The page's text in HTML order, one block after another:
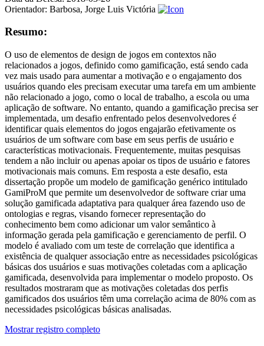
Orientador: Barbosa, Jorge Luis Victória
Resumo:
O uso de elementos de design de jogos em contextos não
relacionados a jogos, definido como gamificação, está sendo cada
vez mais usado para aumentar a motivação e o engajamento dos
usuários quando eles precisam executar uma tarefa em um ambiente
não relacionado a jogo, como o local de trabalho, a escola ou uma
aplicação de software. No entanto, quando a gamificação precisa ser
implementada, um desafio enfrentado pelos desenvolvedores é
identificar quais elementos do jogos engajarão efetivamente os
usuários de um software com base em seus perfis de usuário e
características motivacionais. Frequentemente, muitas pesquisas
tendem a não incluir ou apenas apoiar os tipos de usuário e fatores
motivacionais mais comuns. Em resposta a este desafio, esta
dissertação propõe um modelo de gamificação genérico intitulado
GamiProM que permite um desenvolvedor de software criar uma
solução gamificada adaptativa para qualquer área fazendo uso de
ontologias e regras, visando fornecer representação do
conhecimento bem como adicionar um valor semântico à
informação gerada pela gamificação e gerenciamento de perfil. O
modelo é avaliado com um teste de correlação que identifica a
existência de qualquer associação entre as necessidades psicológicas
básicas dos usuários e suas motivações coletadas com a aplicação
gamificada, desenvolvida para implementar o modelo proposto. Os
resultados mostraram que as motivações coletadas dos perfis
gamificados dos usuários têm uma correlação acima de 80% com as
necessidades psicológicas básicas analisadas.
Mostrar registro completo